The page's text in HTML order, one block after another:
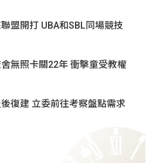
盟開打 UBA和SBL同場競技
無照卡關22年 衝擊童受教權
復建 立委前往考察盤點需求